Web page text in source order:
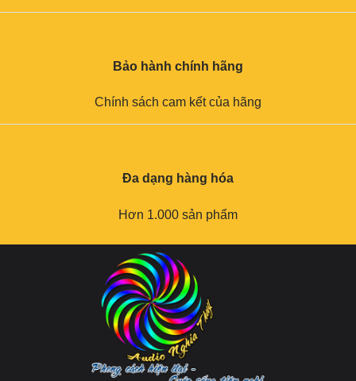
Bảo hành chính hãng
Chính sách cam kết của hãng
Đa dạng hàng hóa
Hơn 1.000 sản phẩm